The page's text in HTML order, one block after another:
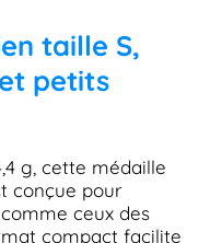
taille S,
petits
g, cette médaille
conçue pour
ceux des
compact facilite